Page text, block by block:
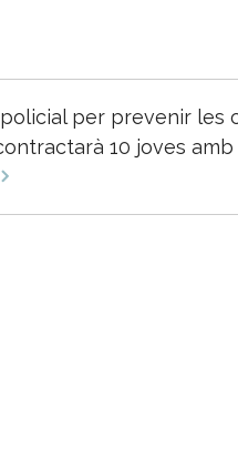
per prevenir les
10 joves